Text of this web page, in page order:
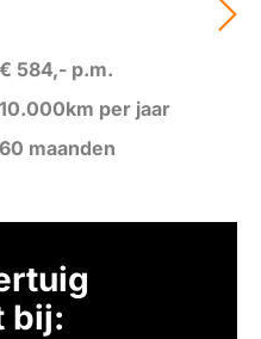
dimmend
verstel- en verwarmbaar
kleur
€ 584,- p.m.
10.000km per jaar
60 maanden
bij: